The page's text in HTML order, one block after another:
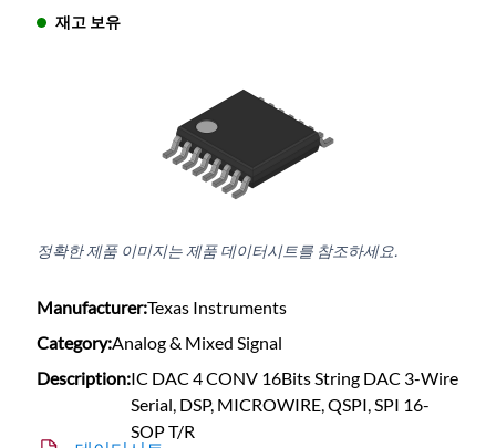
재고 보유
정확한 제품 이미지는 제품 데이터시트를 참조하세요.
Manufacturer:Texas Instruments
Category:Analog & Mixed Signal
Description:IC DAC 4 CONV 16Bits String DAC 3-Wire
Serial, DSP, MICROWIRE, QSPI, SPI 16-
SOP T/R